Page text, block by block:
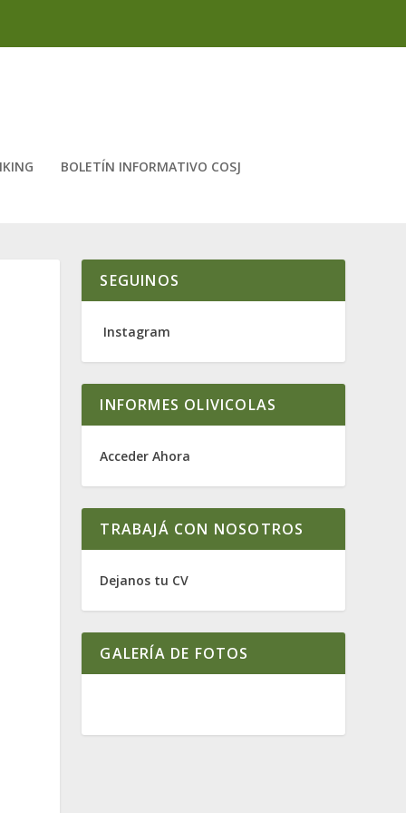
BOLETÍN INFORMATIVO COSJ
SEGUINOS
Instagram
INFORMES OLIVICOLAS
Acceder Ahora
TRABAJÁ CON NOSOTROS
Dejanos tu CV
GALERÍA DE FOTOS